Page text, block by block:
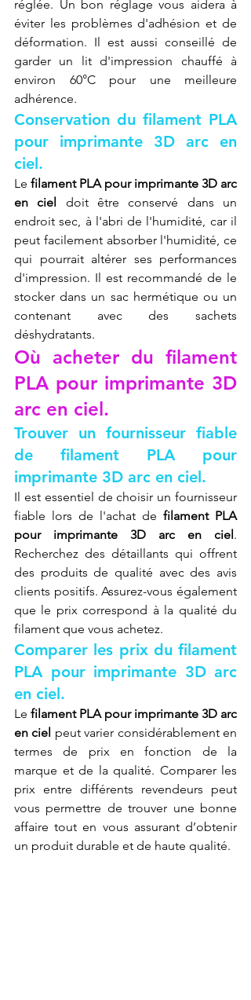
réglée. Un bon réglage vous aidera à
éviter les problèmes d'adhésion et de
déformation. Il est aussi conseillé de
garder un lit d'impression chauffé à
environ 60°C pour une meilleure
adhérence.
Conservation du filament PLA
pour imprimante 3D arc en
ciel.
Le filament PLA pour imprimante 3D arc
en ciel doit être conservé dans un
endroit sec, à l'abri de l'humidité, car il
peut facilement absorber l'humidité, ce
qui pourrait altérer ses performances
d'impression. Il est recommandé de le
stocker dans un sac hermétique ou un
contenant avec des sachets
déshydratants.
Où acheter du filament
PLA pour imprimante 3D
arc en ciel.
Trouver un fournisseur fiable
de filament PLA pour
imprimante 3D arc en ciel.
Il est essentiel de choisir un fournisseur
fiable lors de l'achat de filament PLA
pour imprimante 3D arc en ciel.
Recherchez des détaillants qui offrent
des produits de qualité avec des avis
clients positifs. Assurez-vous également
que le prix correspond à la qualité du
filament que vous achetez.
Comparer les prix du filament
PLA pour imprimante 3D arc
en ciel.
Le filament PLA pour imprimante 3D arc
en ciel peut varier considérablement en
termes de prix en fonction de la
marque et de la qualité. Comparer les
prix entre différents revendeurs peut
vous permettre de trouver une bonne
affaire tout en vous assurant d’obtenir
un produit durable et de haute qualité.